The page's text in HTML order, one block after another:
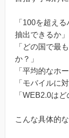
「100を超え
抽出できるか」
「どの国で最
か？」
「平均的なホ
「モバイルに
「WEB2.0は
こんな具体的